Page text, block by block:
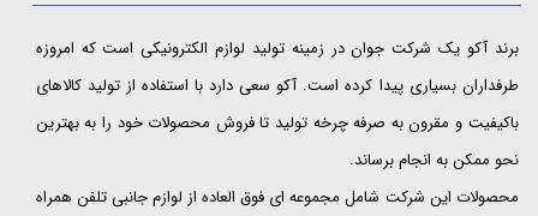
​​​​​​​برند آکو یک شرکت جوان در زمینه تولید لوازم الکترونیکی است که امروزه
طرفداران بسیاری پیدا کرده است. آکو سعی دارد با استفاده از تولید کالاهای
باکیفیت و مقرون به صرفه چرخه تولید تا فروش محصولات خود را به بهترین
نحو ممکن به انجام برساند.
محصولات این شرکت شامل مجموعه ای فوق العاده از لوازم جانبی تلفن همراه